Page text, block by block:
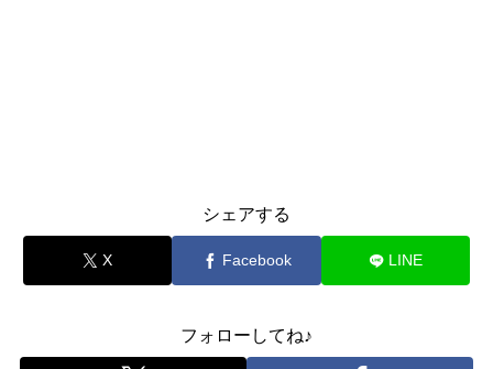
シェアする
X Facebook LINE
フォローしてね♪